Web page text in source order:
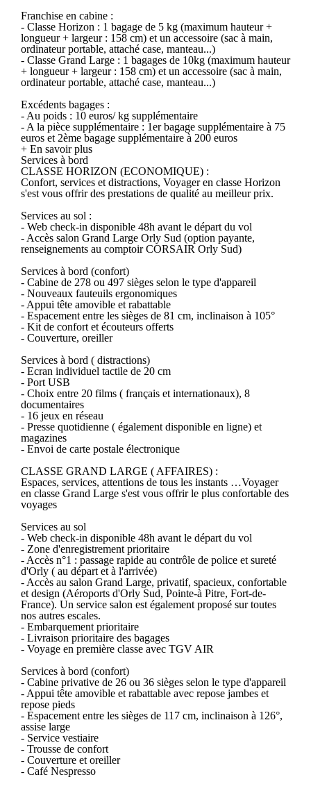
Franchise en cabine :
- Classe Horizon : 1 bagage de 5 kg (maximum hauteur +
longueur + largeur : 158 cm) et un accessoire (sac à main,
ordinateur portable, attaché case, manteau...)
- Classe Grand Large : 1 bagages de 10kg (maximum hauteur
+ longueur + largeur : 158 cm) et un accessoire (sac à main,
ordinateur portable, attaché case, manteau...)
Excédents bagages :
- Au poids : 10 euros/ kg supplémentaire
- A la pièce supplémentaire : 1er bagage supplémentaire à 75
euros et 2ème bagage supplémentaire à 200 euros
+ En savoir plus
Services à bord
CLASSE HORIZON (ECONOMIQUE) :
Confort, services et distractions, Voyager en classe Horizon
s'est vous offrir des prestations de qualité au meilleur prix.
Services au sol :
- Web check-in disponible 48h avant le départ du vol
- Accès salon Grand Large Orly Sud (option payante,
renseignements au comptoir CORSAIR Orly Sud)
Services à bord (confort)
- Cabine de 278 ou 497 sièges selon le type d'appareil
- Nouveaux fauteuils ergonomiques
- Appui tête amovible et rabattable
- Espacement entre les sièges de 81 cm, inclinaison à 105°
- Kit de confort et écouteurs offerts
- Couverture, oreiller
Services à bord ( distractions)
- Ecran individuel tactile de 20 cm
- Port USB
- Choix entre 20 films ( français et internationaux), 8
documentaires
- 16 jeux en réseau
- Presse quotidienne ( également disponible en ligne) et
magazines
- Envoi de carte postale électronique
CLASSE GRAND LARGE ( AFFAIRES) :
Espaces, services, attentions de tous les instants …Voyager
en classe Grand Large s'est vous offrir le plus confortable des
voyages
Services au sol
- Web check-in disponible 48h avant le départ du vol
- Zone d'enregistrement prioritaire
- Accès n°1 : passage rapide au contrôle de police et sureté
d'Orly ( au départ et à l'arrivée)
- Accès au salon Grand Large, privatif, spacieux, confortable
et design (Aéroports d'Orly Sud, Pointe-à Pitre, Fort-de-
France). Un service salon est également proposé sur toutes
nos autres escales.
- Embarquement prioritaire
- Livraison prioritaire des bagages
- Voyage en première classe avec TGV AIR
Services à bord (confort)
- Cabine privative de 26 ou 36 sièges selon le type d'appareil
- Appui tête amovible et rabattable avec repose jambes et
repose pieds
- Espacement entre les sièges de 117 cm, inclinaison à 126°,
assise large
- Service vestiaire
- Trousse de confort
- Couverture et oreiller
- Café Nespresso